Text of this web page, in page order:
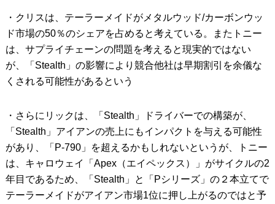
・クリスは、テーラーメイドがメタルウッド/カーボンウッ
ド市場の50％のシェアを占めると考えている。またトニー
は、サプライチェーンの問題を考えると現実的ではない
が、「Stealth」の影響により競合他社は早期割引を余儀な
くされる可能性があるという
・さらにリックは、「Stealth」ドライバーでの構築が、
「Stealth」アイアンの売上にもインパクトを与える可能性
があり、「P-790」を超えるかもしれないというが、トニー
は、キャロウェイ「Apex（エイペックス）」がサイクルの2
年目であるため、「Stealth」と「Pシリーズ」の２本立てで
テーラーメイドがアイアン市場1位に押し上がるのではと予